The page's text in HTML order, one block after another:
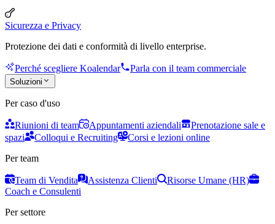
Sicurezza e Privacy
Protezione dei dati e conformità di livello enterprise.
Perché scegliere Koalendar Parla con il team commerciale
Soluzioni
Per caso d'uso
Riunioni di team Appuntamenti aziendali
Prenotazione sale e
spazi
Colloqui e Recruiting
Corsi e lezioni online
Per team
Team di Vendita Assistenza Clienti
Risorse Umane (HR)
Coach e Consulenti
Per settore